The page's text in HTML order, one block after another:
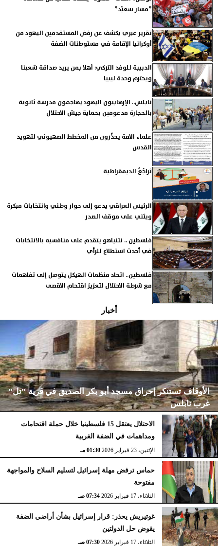
”مسار سعيّد”
تقرير عبري يكشف عن رفض المستقدمين اليهود من
أوكرانيا الإقامة في مستوطنات الضفة
الدبيبة للوفد التركي: أهلا بمن يريد صداقة شعبنا
ويحترم وحدة ليبيا
نابلس.. الإرهابيون اليهود يهاجمون مدرسة ثانوية
بالحجارة مدعومين بحماية جيش الاحتلال
علماء الأمة يحذّرون من المخطط الصهيوني لتهويد
القدس
تَراجُعُ الديمقراطية
الرئيس العراقي يدعو إلى حوار وطني وانتخابات مبكرة
ويثني على موقف الصدر
فلسطين .. نتنياهو يتقدم على منافسيه بالانتخابات
في أحدث استطلاع للرأي
فلسطين.. اتحاد منظمات الهيكل يتوصل إلى تفاهمات
مع شرطة الاحتلال لتعزيز اقتحام الأقصى
أخبار
الأوقاف تستنكر إحراق مسجد أبو بكر الصديق في قرية ”تل”
غرب نابلس
الإثنين، 23 فبراير 2026 02:15 مـ
الاحتلال يعتقل 15 فلسطينيا خلال حملة اقتحامات
ومداهمات في الضفة الغربية
الإثنين، 23 فبراير 2026 01:30 مـ
حماس ترفض مهلة إسرائيل لتسليم السلاح والمواجهة
مفتوحة
الثلاثاء، 17 فبراير 2026 07:34 صـ
غوتيريش يحذر: قرار إسرائيل بشأن أراضي الضفة
يقوض حل الدولتين
الثلاثاء، 17 فبراير 2026 07:30 صـ